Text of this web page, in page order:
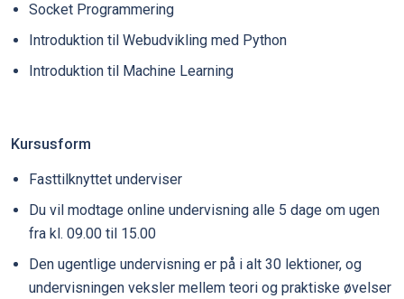
Socket Programmering
Introduktion til Webudvikling med Python
Introduktion til Machine Learning
Kursusform
Fasttilknyttet underviser
Du vil modtage online undervisning alle 5 dage om ugen
fra kl. 09.00 til 15.00
Den ugentlige undervisning er på i alt 30 lektioner, og
undervisningen veksler mellem teori og praktiske øvelser